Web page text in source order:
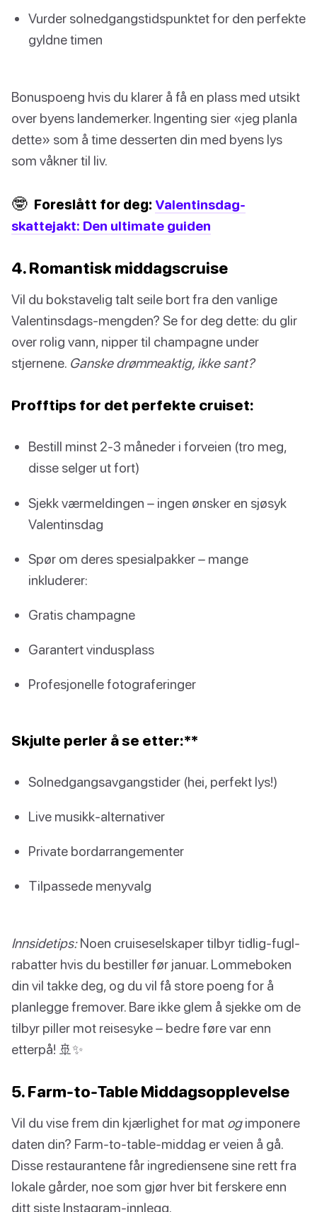
Vurder solnedgangstidspunktet for den perfekte
gyldne timen
Bonuspoeng hvis du klarer å få en plass med utsikt
over byens landemerker. Ingenting sier «jeg planla
dette» som å time desserten din med byens lys
som våkner til liv.
🤓 Foreslått for deg: Valentinsdag-
skattejakt: Den ultimate guiden
4. Romantisk middagscruise
Vil du bokstavelig talt seile bort fra den vanlige
Valentinsdags-mengden? Se for deg dette: du glir
over rolig vann, nipper til champagne under
stjernene. Ganske drømmeaktig, ikke sant?
Profftips for det perfekte cruiset:
Bestill minst 2-3 måneder i forveien (tro meg,
disse selger ut fort)
Sjekk værmeldingen – ingen ønsker en sjøsyk
Valentinsdag
Spør om deres spesialpakker – mange
inkluderer:
Gratis champagne
Garantert vindusplass
Profesjonelle fotograferinger
Skjulte perler å se etter:**
Solnedgangsavgangstider (hei, perfekt lys!)
Live musikk-alternativer
Private bordarrangementer
Tilpassede menyvalg
Innsidetips:Noen cruiseselskaper tilbyr tidlig-fugl-
rabatter hvis du bestiller før januar. Lommeboken
din vil takke deg, og du vil få store poeng for å
planlegge fremover. Bare ikke glem å sjekke om de
tilbyr piller mot reisesyke – bedre føre var enn
etterpå! 🚢✨
5. Farm-to-Table Middagsopplevelse
Vil du vise frem din kjærlighet for mat ogimponere
daten din? Farm-to-table-middag er veien å gå.
Disse restaurantene får ingrediensene sine rett fra
lokale gårder, noe som gjør hver bit ferskere enn
ditt siste Instagram-innlegg.